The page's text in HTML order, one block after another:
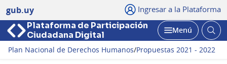
gub.uy Ingresar a la Plataforma
Plataforma de Participación
Ciudadana Digital
Abrir
Menú
Plan Nacional de Derechos Humanos/Propuestas 2021 - 2022